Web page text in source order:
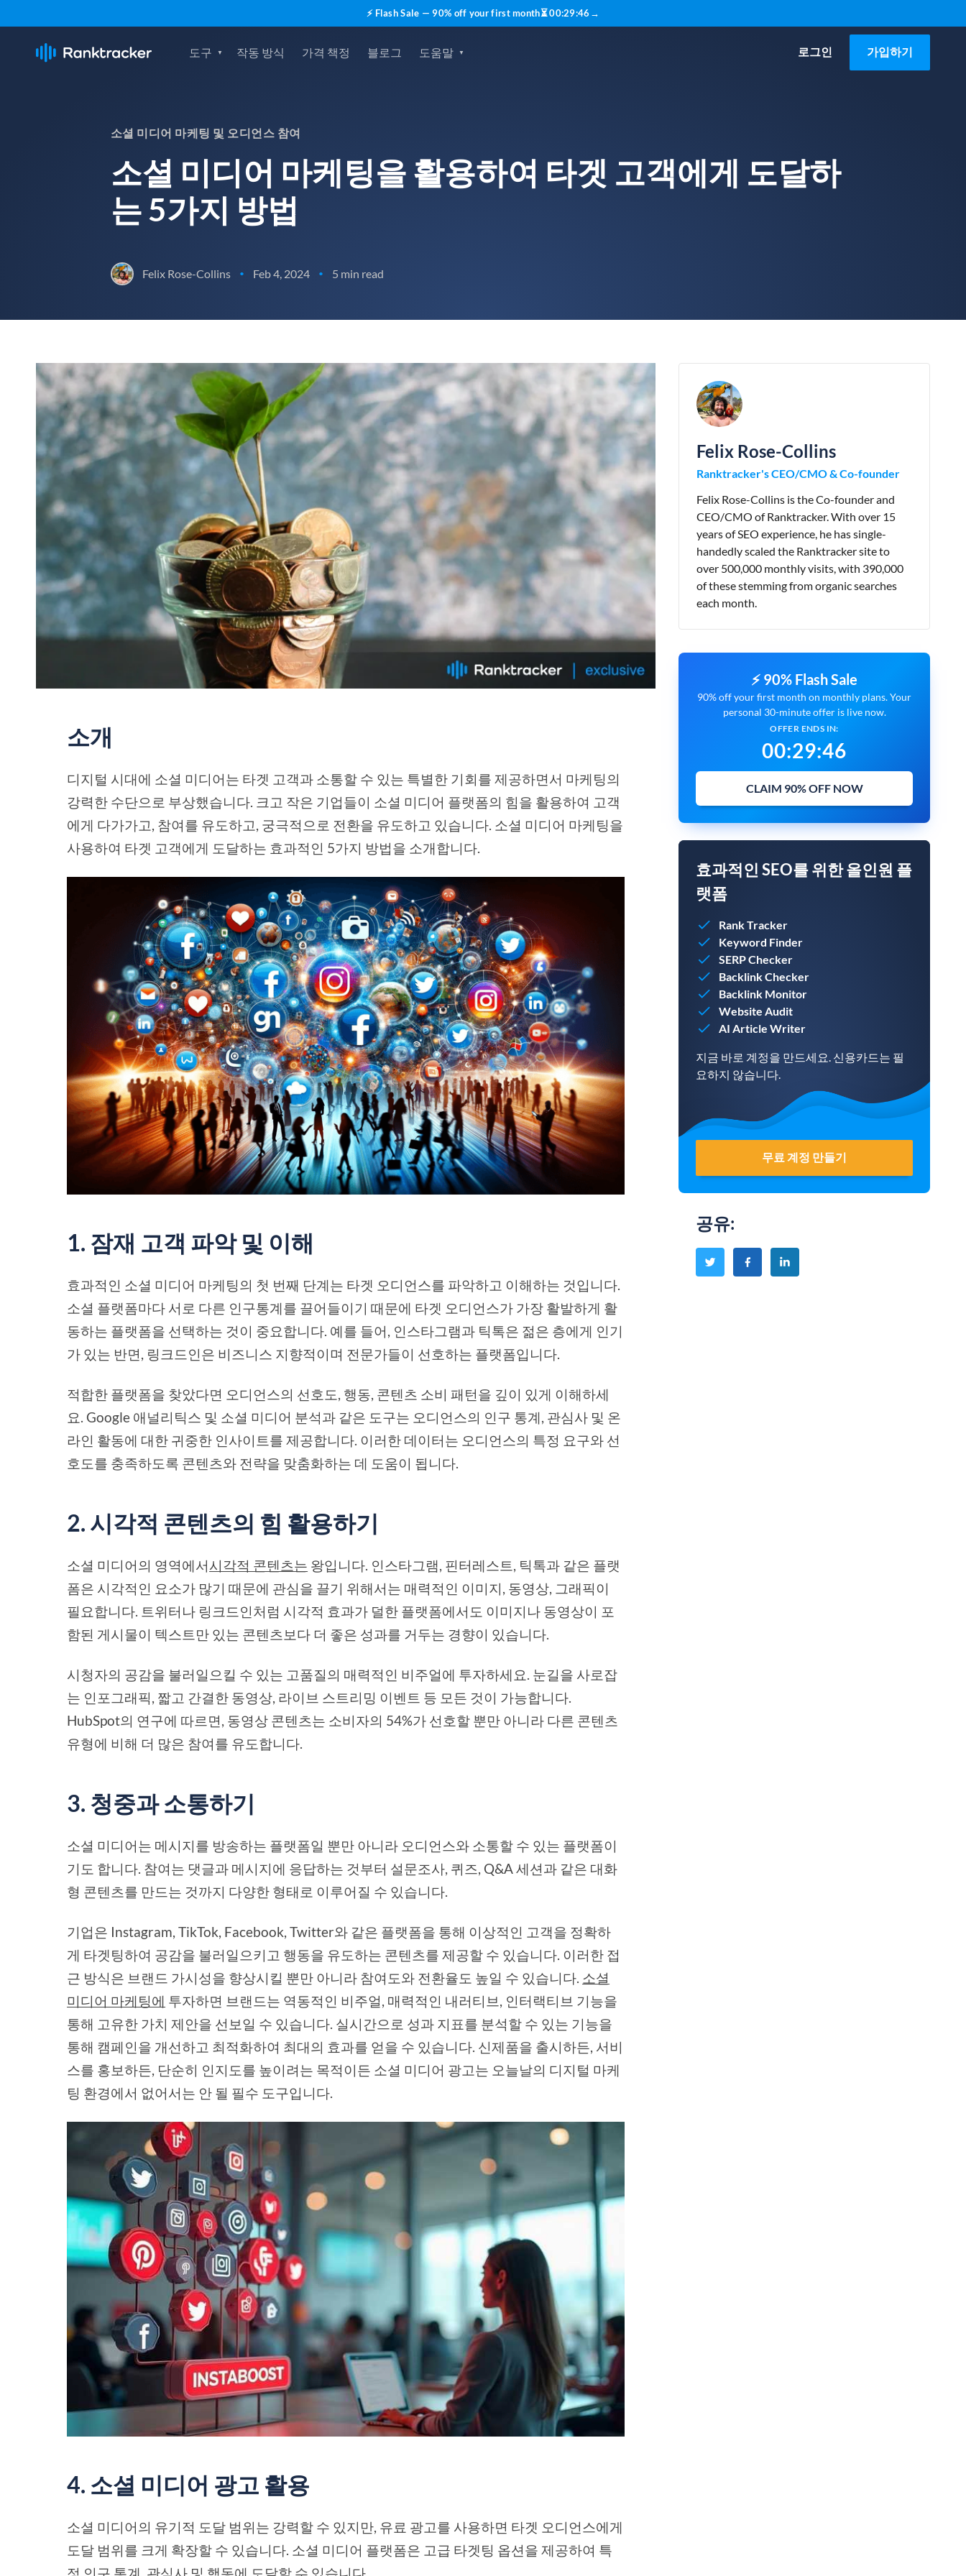
⚡ Flash Sale — 90% off your first month⏳00:29:44 →
도구 작동 방식 가격 책정 블로그 도움말 로그인 가입하기
소셜 미디어 마케팅 및 오디언스 참여
소셜 미디어 마케팅을 활용하여 타겟 고객에게 도달하
는 5가지 방법
Felix Rose-Collins • Feb 4, 2024 • 5 min read
소개
디지털 시대에 소셜 미디어는 타겟 고객과 소통할 수 있는 특별한 기회를 제공하면서 마케팅의
강력한 수단으로 부상했습니다. 크고 작은 기업들이 소셜 미디어 플랫폼의 힘을 활용하여 고객
에게 다가가고, 참여를 유도하고, 궁극적으로 전환을 유도하고 있습니다. 소셜 미디어 마케팅을
사용하여 타겟 고객에게 도달하는 효과적인 5가지 방법을 소개합니다.
1. 잠재 고객 파악 및 이해
효과적인 소셜 미디어 마케팅의 첫 번째 단계는 타겟 오디언스를 파악하고 이해하는 것입니다.
소셜 플랫폼마다 서로 다른 인구통계를 끌어들이기 때문에 타겟 오디언스가 가장 활발하게 활
동하는 플랫폼을 선택하는 것이 중요합니다. 예를 들어, 인스타그램과 틱톡은 젊은 층에게 인기
가 있는 반면, 링크드인은 비즈니스 지향적이며 전문가들이 선호하는 플랫폼입니다.
적합한 플랫폼을 찾았다면 오디언스의 선호도, 행동, 콘텐츠 소비 패턴을 깊이 있게 이해하세
요. Google 애널리틱스 및 소셜 미디어 분석과 같은 도구는 오디언스의 인구 통계, 관심사 및 온
라인 활동에 대한 귀중한 인사이트를 제공합니다. 이러한 데이터는 오디언스의 특정 요구와 선
호도를 충족하도록 콘텐츠와 전략을 맞춤화하는 데 도움이 됩니다.
2. 시각적 콘텐츠의 힘 활용하기
소셜 미디어의 영역에서시각적 콘텐츠는 왕입니다. 인스타그램, 핀터레스트, 틱톡과 같은 플랫
폼은 시각적인 요소가 많기 때문에 관심을 끌기 위해서는 매력적인 이미지, 동영상, 그래픽이
필요합니다. 트위터나 링크드인처럼 시각적 효과가 덜한 플랫폼에서도 이미지나 동영상이 포
함된 게시물이 텍스트만 있는 콘텐츠보다 더 좋은 성과를 거두는 경향이 있습니다.
시청자의 공감을 불러일으킬 수 있는 고품질의 매력적인 비주얼에 투자하세요. 눈길을 사로잡
는 인포그래픽, 짧고 간결한 동영상, 라이브 스트리밍 이벤트 등 모든 것이 가능합니다.
HubSpot의 연구에 따르면, 동영상 콘텐츠는 소비자의 54%가 선호할 뿐만 아니라 다른 콘텐츠
유형에 비해 더 많은 참여를 유도합니다.
3. 청중과 소통하기
소셜 미디어는 메시지를 방송하는 플랫폼일 뿐만 아니라 오디언스와 소통할 수 있는 플랫폼이
기도 합니다. 참여는 댓글과 메시지에 응답하는 것부터 설문조사, 퀴즈, Q&A 세션과 같은 대화
형 콘텐츠를 만드는 것까지 다양한 형태로 이루어질 수 있습니다.
기업은 Instagram, TikTok, Facebook, Twitter와 같은 플랫폼을 통해 이상적인 고객을 정확하
게 타겟팅하여 공감을 불러일으키고 행동을 유도하는 콘텐츠를 제공할 수 있습니다. 이러한 접
근 방식은 브랜드 가시성을 향상시킬 뿐만 아니라 참여도와 전환율도 높일 수 있습니다. 소셜
미디어 마케팅에 투자하면 브랜드는 역동적인 비주얼, 매력적인 내러티브, 인터랙티브 기능을
통해 고유한 가치 제안을 선보일 수 있습니다. 실시간으로 성과 지표를 분석할 수 있는 기능을
통해 캠페인을 개선하고 최적화하여 최대의 효과를 얻을 수 있습니다. 신제품을 출시하든, 서비
스를 홍보하든, 단순히 인지도를 높이려는 목적이든 소셜 미디어 광고는 오늘날의 디지털 마케
팅 환경에서 없어서는 안 될 필수 도구입니다.
4. 소셜 미디어 광고 활용
소셜 미디어의 유기적 도달 범위는 강력할 수 있지만, 유료 광고를 사용하면 타겟 오디언스에게
도달 범위를 크게 확장할 수 있습니다. 소셜 미디어 플랫폼은 고급 타겟팅 옵션을 제공하여 특
Felix Rose-Collins
Ranktracker's CEO/CMO & Co-founder
Felix Rose-Collins is the Co-founder and
CEO/CMO of Ranktracker. With over 15
years of SEO experience, he has single-
handedly scaled the Ranktracker site to
over 500,000 monthly visits, with 390,000
of these stemming from organic searches
each month.
⚡ 90% Flash Sale
90% off your first month on monthly plans. Your
personal 30-minute offer is live now.
OFFER ENDS IN:
00:29:44
CLAIM 90% OFF NOW
효과적인 SEO를 위한 올인원 플
랫폼
Rank Tracker
Keyword Finder
SERP Checker
Backlink Checker
Backlink Monitor
Website Audit
AI Article Writer
지금 바로 계정을 만드세요. 신용카드는 필
요하지 않습니다.
무료 계정 만들기
공유: